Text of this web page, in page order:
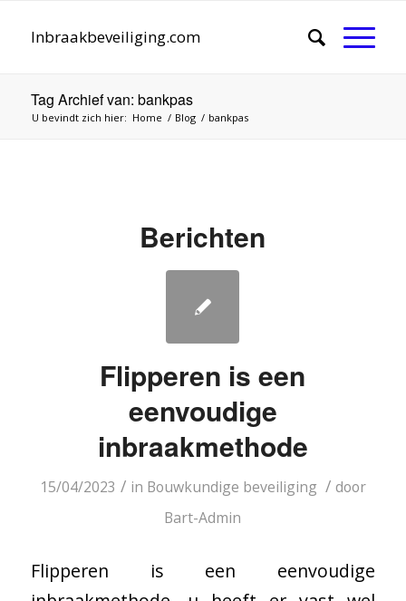
Inbraakbeveiliging.com
Tag Archief van: bankpas
U bevindt zich hier: Home / Blog / bankpas
Berichten
Flipperen is een
eenvoudige
inbraakmethode
15/04/2023 / in Bouwkundige beveiliging / door
Bart-Admin
Flipperen is een eenvoudige